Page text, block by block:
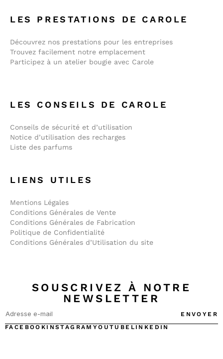
LES PRESTATIONS DE CAROLE
Découvrez nos prestations pour les entreprises
Trouvez facilement notre emplacement
Participez à un atelier bougie avec Carole
LES CONSEILS DE CAROLE
Conseils de sécurité et d’utilisation
Notice d’utilisation des recharges
Liste des parfums
LIENS UTILES
Mentions Légales
Conditions Générales de Vente
Conditions Générales de Fabrication
Politique de Confidentialité
Conditions Générales d’Utilisation du site
SOUSCRIVEZ À NOTRE
NEWSLETTER
ENVOYER
FACEBOOK INSTAGRAM YOUTUBE LINKEDIN